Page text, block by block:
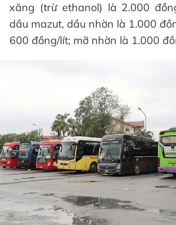
xăng (trừ ethanol) là 2.000
dầu mazut, dầu nhờn là 1.000
600 đồng/lít; mỡ nhờn là 1.000